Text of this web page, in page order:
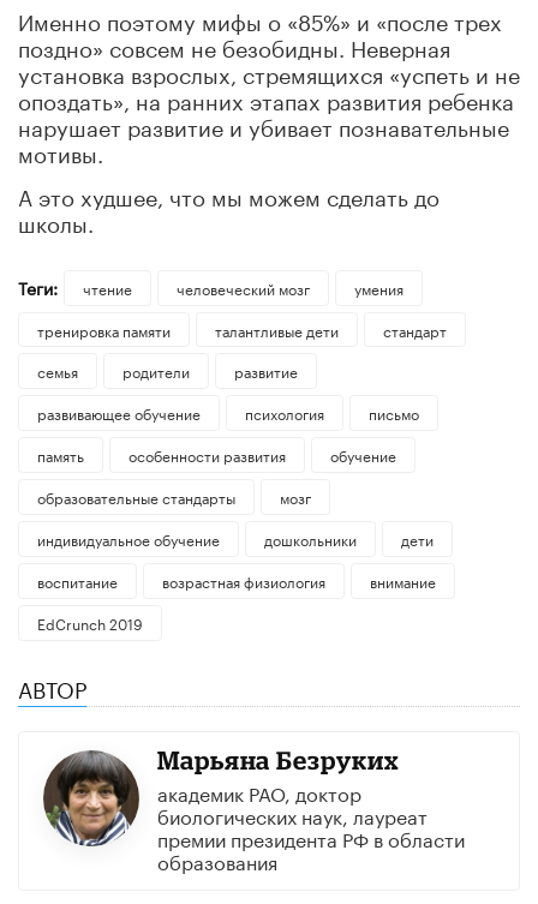
Именно поэтому мифы о «85%» и «после трех
поздно» совсем не безобидны. Неверная
установка взрослых, стремящихся «успеть и не
опоздать», на ранних этапах развития ребенка
нарушает развитие и убивает познавательные
мотивы.
А это худшее, что мы можем сделать до
школы.
Теги: чтение человеческий мозг
умения
тренировка памяти
талантливые дети
стандарт
семья
родители
развитие
развивающее обучение
психология
письмо
память
особенности развития
обучение
образовательные стандарты
мозг
индивидуальное обучение
дошкольники
дети
воспитание
возрастная физиология
внимание
EdCrunch 2019
АВТОР
Марьяна Безруких
академик РАО, доктор
биологических наук, лауреат
премии президента РФ в области
образования